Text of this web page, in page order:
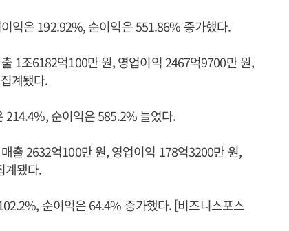
익은 192.92%, 순이익은 551.86% 증가했다.
1조6182억100만 원, 영업이익 2467억9700만 원,
계됐다.
순이익은 585.2% 늘었다.
출 2632억100만 원, 영업이익 178억3200만 원,
계됐다.
순이익은 64.4% 증가했다. [비즈니스포스